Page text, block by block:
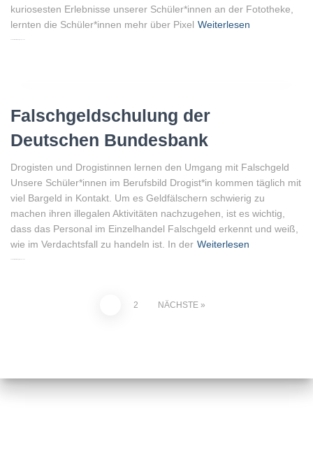
kuriosesten Erlebnisse unserer Schüler*innen an der Fototheke,
lernten die Schüler*innen mehr über Pixel Weiterlesen
Falschgeldschulung der
Deutschen Bundesbank
Drogisten und Drogistinnen lernen den Umgang mit Falschgeld
Unsere Schüler*innen im Berufsbild Drogist*in kommen täglich mit
viel Bargeld in Kontakt. Um es Geldfälschern schwierig zu
machen ihren illegalen Aktivitäten nachzugehen, ist es wichtig,
dass das Personal im Einzelhandel Falschgeld erkennt und weiß,
wie im Verdachtsfall zu handeln ist. In der Weiterlesen
2 NÄCHSTE